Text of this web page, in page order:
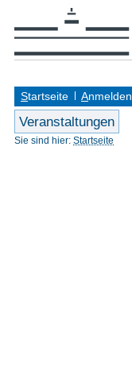
Startseite Anmelden
Veranstaltungen
Sie sind hier: Startseite